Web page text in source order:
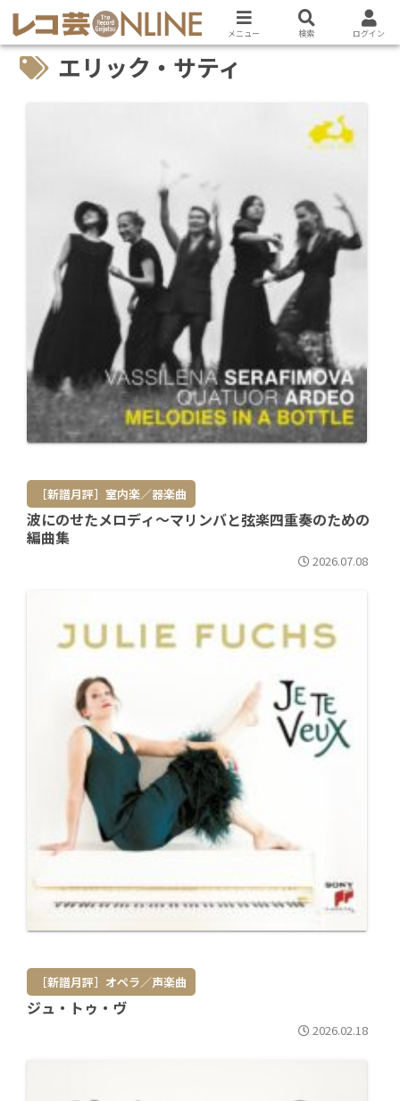
エリック・サティ
［新譜月評］室内楽／器楽曲
波にのせたメロディ～マリンバと弦楽四重奏のための
編曲集
2026.07.08
［新譜月評］オペラ／声楽曲
ジュ・トゥ・ヴ
2026.02.18
メニュー 検索 ログイン